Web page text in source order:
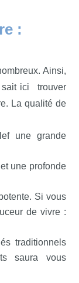
:
Ainsi,
sait ici trouver
La qualité de
une grande
une profonde
Si vous
de vivre :
traditionnels
saura vous